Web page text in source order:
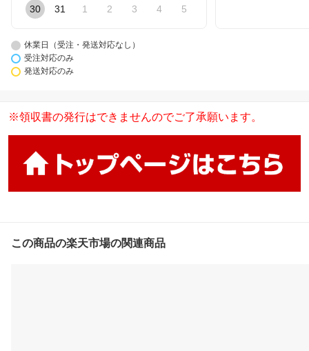
30 31 1 2 3 4 5
休業日（受注・発送対応なし）
受注対応のみ
発送対応のみ
※領収書の発行はできませんのでご了承願います。
この商品の楽天市場の関連商品